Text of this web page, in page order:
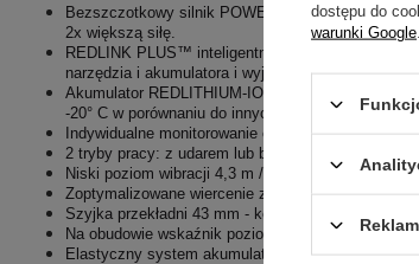
Bezszczotkowy silnik POWERSTATE™
2x większą siłę.
REDLINK PLUS™ inteligentne sterowanie
narzędzia i akumulatora i wyjątkowo
Akumulator REDLITHIUM-ION™ zapewnia do 20%
-20° C w porównaniu do innych
technologii litowo-
Indywidualne monitorowanie cel optymalizuje czas
2 tryby pracy: z udarem lub bez udaru dla
Niski poziom wibracji 4,3 m / s².
Zoptymalizowane wiercenie z udarem do 6-10 mm
Szyjka przekładni 43 mm - kompatybilna z
Na obudowie wskaźnik poziomu naładowania
Elastyczny system akumulatorów: współpracuje
dostępu do
warunki Google